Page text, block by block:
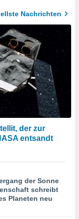
Nachrichten
der zur
entsandt
der Sonne
schreibt
Planeten neu